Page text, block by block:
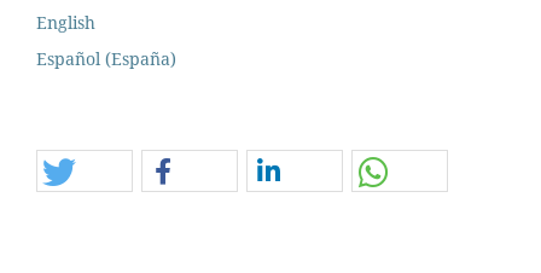
English
Español (España)